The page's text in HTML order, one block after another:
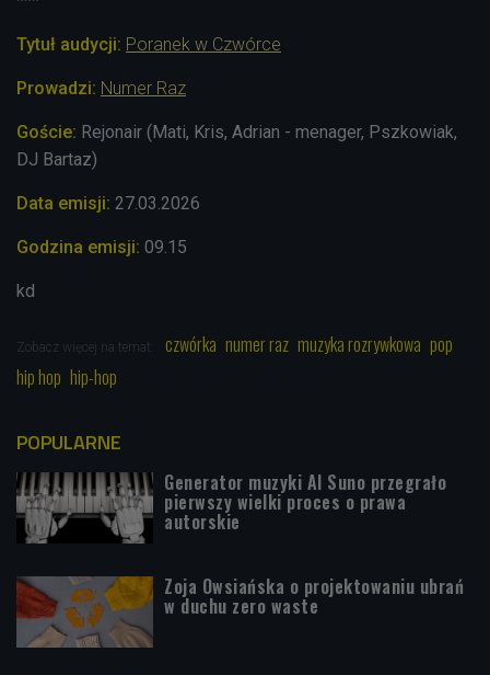
Tytuł audycji: Poranek w Czwórce
Prowadzi: Numer Raz
Goście: Rejonair (Mati, Kris, Adrian - menager, Pszkowiak,
DJ Bartaz)
Data emisji: 27.03.2026
Godzina emisji: 09.15
kd
Zobacz więcej na temat: czwórka numer raz muzyka rozrywkowa pop
hip hop hip-hop
POPULARNE
Generator muzyki AI Suno przegrało
pierwszy wielki proces o prawa
autorskie
Zoja Owsiańska o projektowaniu ubrań
w duchu zero waste